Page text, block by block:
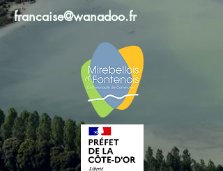
francaise@wanadoo.fr